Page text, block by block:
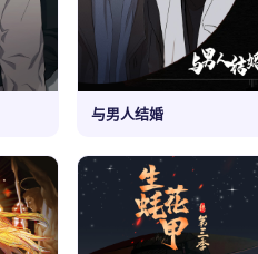
与男人结婚